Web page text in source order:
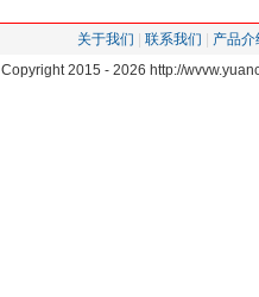
关于我们 联系我们
产品介
Copyright 2015 - 2026 http://